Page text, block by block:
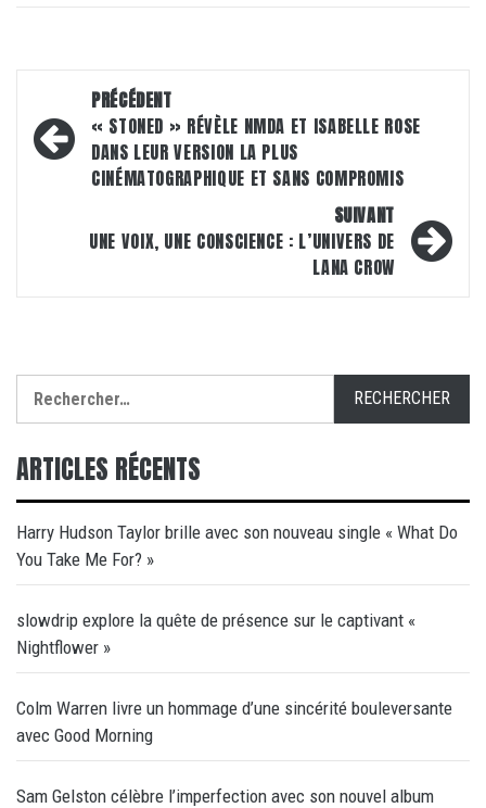
Navigation
d’article
PRÉCÉDENT
« STONED » RÉVÈLE NMDA ET ISABELLE ROSE
DANS LEUR VERSION LA PLUS
CINÉMATOGRAPHIQUE ET SANS COMPROMIS
SUIVANT
UNE VOIX, UNE CONSCIENCE : L’UNIVERS DE
LANA CROW
ARTICLES RÉCENTS
Harry Hudson Taylor brille avec son nouveau single « What Do
You Take Me For? »
slowdrip explore la quête de présence sur le captivant «
Nightflower »
Colm Warren livre un hommage d’une sincérité bouleversante
avec Good Morning
Sam Gelston célèbre l’imperfection avec son nouvel album